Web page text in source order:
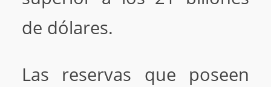
de dólares.
Las reservas que poseen